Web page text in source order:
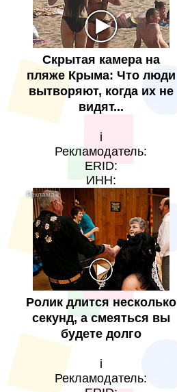
Скрытая камера на
пляже Крыма: Что люди
вытворяют, когда их не
видят...
i
Рекламодатель:
ERID:
ИНН:
Ролик длится несколько
секунд, а смеяться вы
будете долго
i
Рекламодатель: